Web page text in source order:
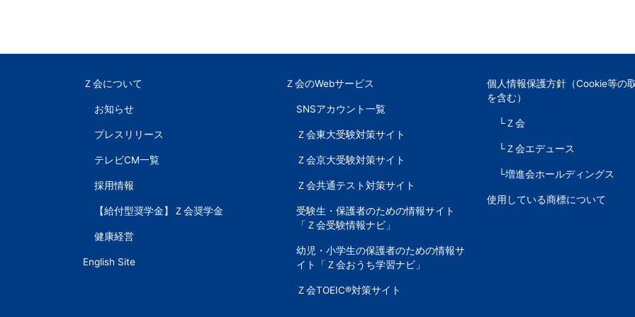
上
Ｚ会について
お知らせ
プレスリリース
テレビCM一覧
採用情報
【給付型奨学金】Ｚ会奨学金
健康経営
English Site
Ｚ会のWebサービス
SNSアカウント一覧
Ｚ会東大受験対策サイト
Ｚ会京大受験対策サイト
Ｚ会共通テスト対策サイト
受験生・保護者のための情報サイト
「Ｚ会受験情報ナビ」
幼児・小学生の保護者のための情報サ
イト「Ｚ会おうち学習ナビ」
Ｚ会TOEIC®対策サイト
個人情報保護方針（Cookie等の
を含む）
└Ｚ会
└Ｚ会エデュース
└増進会ホールディングス
使用している商標について